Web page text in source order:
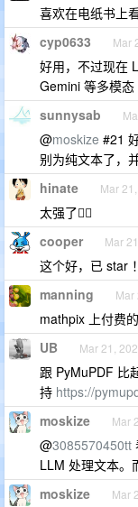
喜欢在电纸书上
cyp0633 Mar
好用，不过现在
Gemini 等多模
sunnysab
@moskize #21
别为纯文本了，
hinate Mar
太强了👍🏻
cooper Mar
这个好，已 star ！
manning Mar
mathpix 上付费
UB Mar 21,
跟 PyMuPDF 比
持 https://
moskize Mar
@3085570450tt
LLM 处理文本。
moskize Mar